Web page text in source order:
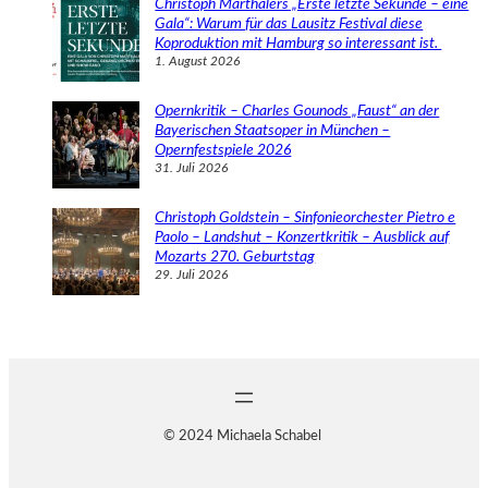
Christoph Marthalers „Erste letzte Sekunde – eine
Gala“: Warum für das Lausitz Festival diese
Koproduktion mit Hamburg so interessant ist.
1. August 2026
Opernkritik – Charles Gounods „Faust“ an der
Bayerischen Staatsoper in München –
Opernfestspiele 2026
31. Juli 2026
Christoph Goldstein – Sinfonieorchester Pietro e
Paolo – Landshut – Konzertkritik – Ausblick auf
Mozarts 270. Geburtstag
29. Juli 2026
© 2024 Michaela Schabel